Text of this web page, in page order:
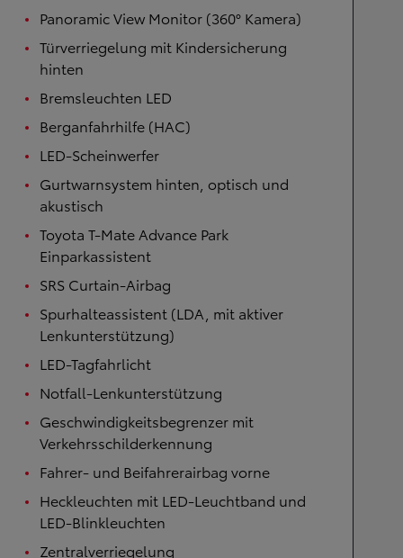
Panoramic View Monitor (360° Kamera)
Türverriegelung mit Kindersicherung
hinten
Bremsleuchten LED
Berganfahrhilfe (HAC)
LED-Scheinwerfer
Gurtwarnsystem hinten, optisch und
akustisch
Toyota T-Mate Advance Park
Einparkassistent
SRS Curtain-Airbag
Spurhalteassistent (LDA, mit aktiver
Lenkunterstützung)
LED-Tagfahrlicht
Notfall-Lenkunterstützung
Geschwindigkeitsbegrenzer mit
Verkehrsschilderkennung
Fahrer- und Beifahrerairbag vorne
Heckleuchten mit LED-Leuchtband und
LED-Blinkleuchten
Zentralverriegelung